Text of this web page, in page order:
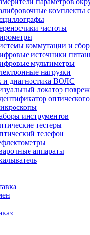
параметров
комплекты
частоты
коммутации и
источники
мультиметры
нагрузки
и диагностика ВОЛС
локатор
инструментов
тестеры
телефон
аппараты